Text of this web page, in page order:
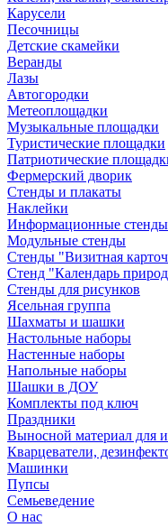
Карусели
Песочницы
Детские скамейки
Веранды
Лазы
Автогородки
Метеоплощадки
Музыкальные площадки
Туристические площадки
Патриотические
Фермерский дворик
Стенды и плакаты
Наклейки
Информационные стенды
Модульные стенды
Стенды "Визитная
Стенд "Календарь
Стенды для рисунков
Ясельная группа
Шахматы и шашки
Настольные наборы
Настенные наборы
Напольные наборы
Шашки в ДОУ
Комплекты под ключ
Праздники
Выносной материал для
Кварцеватели,
Машинки
Пупсы
Семьеведение
О нас